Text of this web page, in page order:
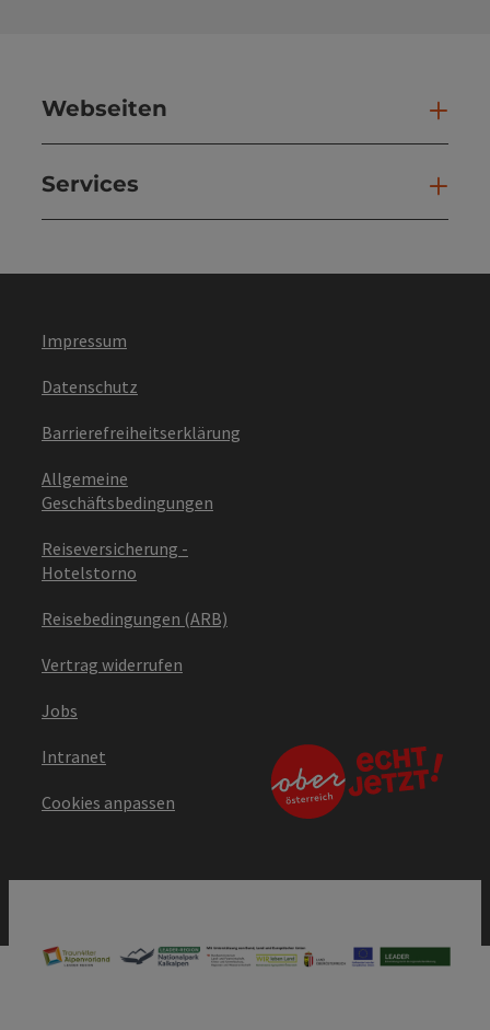
Webseiten
Services
Impressum
Datenschutz
Barrierefreiheitserklärung
Allgemeine
Geschäftsbedingungen
Reiseversicherung -
Hotelstorno
Reisebedingungen (ARB)
Vertrag widerrufen
Jobs
Intranet
Cookies anpassen